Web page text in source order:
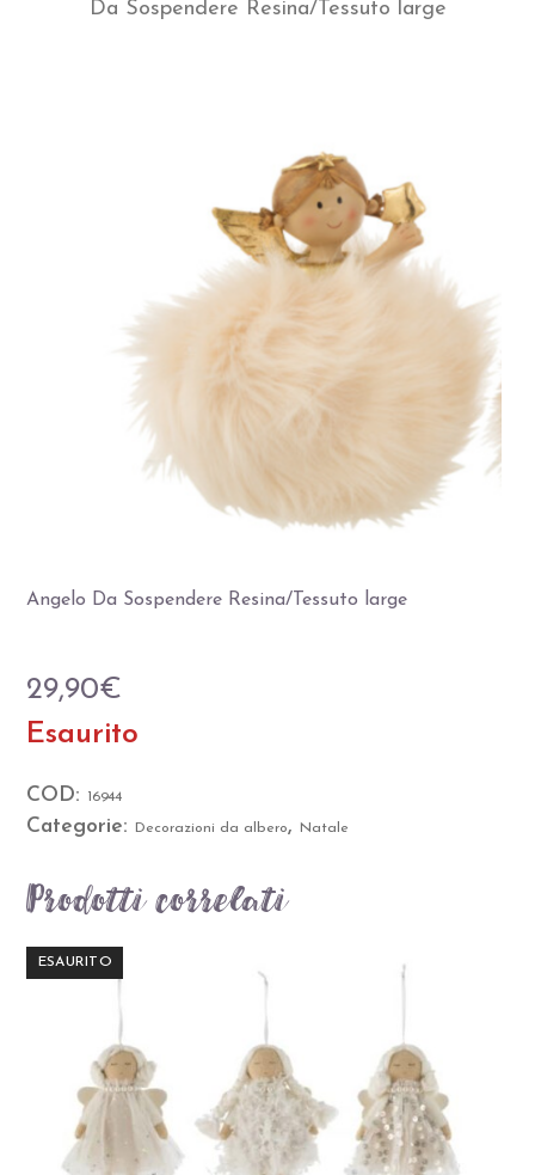
Da Sospendere Resina/Tessuto large
Angelo Da Sospendere Resina/Tessuto large
29,90€
Esaurito
COD: 16944
Categorie: Decorazioni da albero, Natale
Prodotti correlati
ESAURITO